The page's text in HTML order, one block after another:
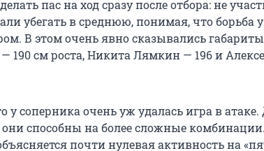
пас на ход сразу после отбора: не
убегать в среднюю, понимая, что борьба у
В этом очень явно сказывались
190 см роста, Никита Лямкин — 196 и
у соперника очень уж удалась игра в атаке.
способны на более сложные
почти нулевая активность на